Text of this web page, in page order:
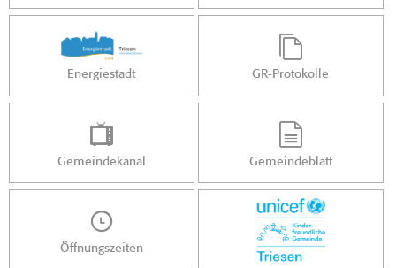
Energiestadt GR-Protokolle
Gemeindekanal Gemeindeblatt
Öffnungszeiten